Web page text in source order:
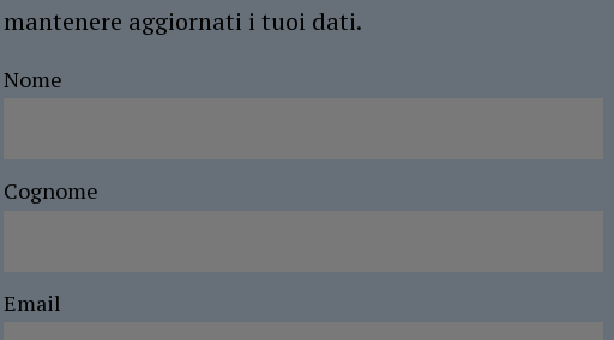
mantenere aggiornati i tuoi dati.
Nome
Cognome
Email